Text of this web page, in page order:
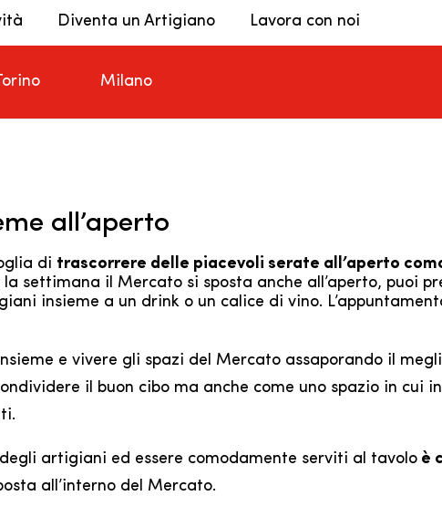
Diventa un Artigiano Lavora con noi
Milano
all’aperto
di trascorrere delle piacevoli serate all’aperto
settimana il Mercato si sposta anche all’aperto, puoi
insieme a un drink o un calice di vino.
insieme e vivere gli spazi del Mercato assaporando il
il buon cibo ma anche come uno spazio in cui
artigiani ed essere comodamente serviti al tavolo è
all’interno del Mercato.